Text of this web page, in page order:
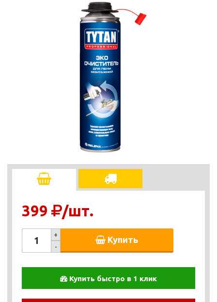
399 /шт.
+
-
Купить
Купить быстро в 1 клик